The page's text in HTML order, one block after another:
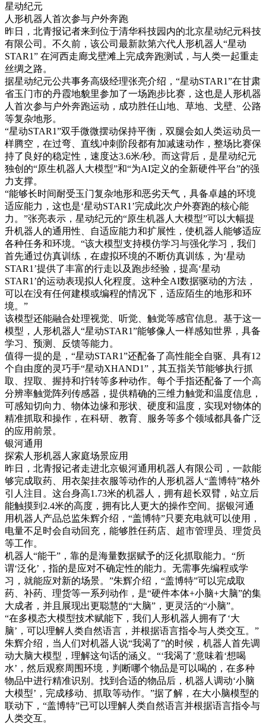
星动纪元
人形机器人首次参与户外奔跑
昨日，北青报记者来到位于清华科技园内的北京星动纪元科技
有限公司。不久前，该公司最新款第六代人形机器人“星动
STAR1” 在河西走廊戈壁滩上完成奔跑测试，与人类一起重走
丝绸之路。
据星动纪元公共事务高级经理张亮介绍，“星动STAR1”在甘肃
省玉门市的丹霞地貌里参加了一场跑步比赛，这也是人形机器
人首次参与户外奔跑运动，成功胜任山地、草地、戈壁、公路
等复杂地形。
“星动STAR1”双手微微摆动保持平衡，双腿会如人类运动员一
样腾空，在过弯、直线冲刺阶段都有加减速动作，整场比赛保
持了良好的稳定性，速度达3.6米/秒。而这背后，是星动纪元
独创的“原生机器人大模型”和“为AI定义的全新硬件平台”的强
力支撑。
“能够长时间耐受玉门复杂地形和恶劣天气，具备卓越的环境
适应能力，这也是‘星动STAR1’完成此次户外赛跑的核心能
力。”张亮表示，星动纪元的“原生机器人大模型”可以大幅提
升机器人的通用性、自适应能力和扩展性，使机器人能够适应
各种任务和环境。“该大模型支持模仿学习与强化学习，我们
首先通过仿真训练，在虚拟环境的不断仿真训练，为‘星动
STAR1’提供了丰富的行走以及跑步经验，提高‘星动
STAR1’的运动表现拟人化程度。这种全AI数据驱动的方法，
可以在没有任何建模或编程的情况下，适应陌生的地形和环
境。”
该模型还能融合处理视觉、听觉、触觉等感官信息。基于这一
模型，人形机器人“星动STAR1”能够像人一样感知世界，具备
学习、预测、反馈等能力。
值得一提的是，“星动STAR1”还配备了高性能全自驱、具有12
个自由度的灵巧手“星动XHAND1”，其五指关节能够执行抓
取、捏取、握持和拧转等多种动作。每个手指还配备了一个高
分辨率触觉阵列传感器，提供精确的三维力触觉和温度信息，
可感知切向力、物体边缘和形状、硬度和温度，实现对物体的
精准抓取和操作，在科研、教育、服务等多个领域都具备广泛
的应用前景。
银河通用
探索人形机器人家庭场景应用
昨日，北青报记者走进北京银河通用机器人有限公司，一款能
够完成取药、用衣架挂衣服等动作的人形机器人“盖博特”格外
引人注目。这台身高1.73米的机器人，拥有超长双臂，站立后
能触摸到2.4米的高度，拥有比人更大的操作空间。据银河通
用机器人产品总监朱辉介绍，“盖博特”只要充电就可以使用，
电量不足时会自动回充，能够胜任药店、超市管理员、理货员
等工作。
机器人“能干”，靠的是海量数据赋予的泛化抓取能力。“所
谓‘泛化’，指的是应对不确定性的能力。无需事先编程或学
习，就能应对新的场景。”朱辉介绍，“盖博特”可以完成取
药、补药、理货等一系列动作，是“硬件本体+小脑+大脑”的集
大成者，并且展现出更聪慧的“大脑”，更灵活的“小脑”。
“在多模态大模型技术赋能下，我们人形机器人拥有了‘大
脑’，可以理解人类自然语言，并根据语言指令与人类交互。”
朱辉介绍，当人们对机器人说“我渴了”的时候，机器人首先调
动大脑大模型，理解这句话的涵义。“‘我渴了’意味着‘想喝
水’，然后观察周围环境，判断哪个物品是可以喝的，在多种
物品中进行精准识别。找到合适的物品后，机器人调动‘小脑
大模型’，完成移动、抓取等动作。”据了解，在大小脑模型的
联动下，“盖博特”已可以理解人类自然语言并根据语言指令与
人类交互。